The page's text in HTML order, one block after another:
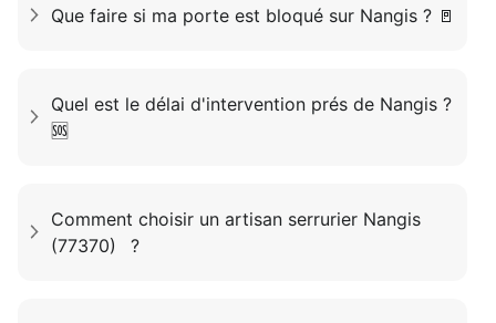
Que faire si ma porte est bloqué sur Nangis ? 🚪
Quel est le délai d'intervention prés de Nangis ?
🆘
Comment choisir un artisan serrurier Nangis
(77370) ?